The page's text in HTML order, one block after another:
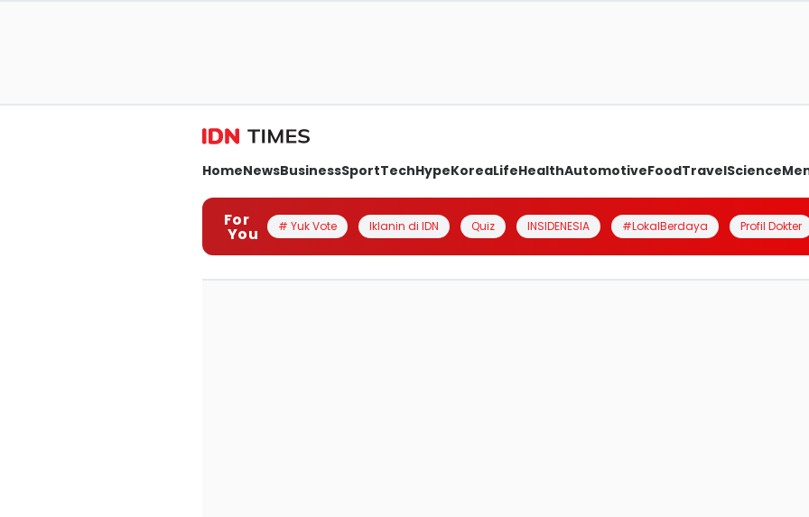
HomeNewsBusinessSportTechHypeKoreaLifeHealthAutomotiveFoodTravelScience
For
You # Yuk Vote Iklanin di IDN Quiz INSIDENESIA #LokalBerdaya Profil Dokter